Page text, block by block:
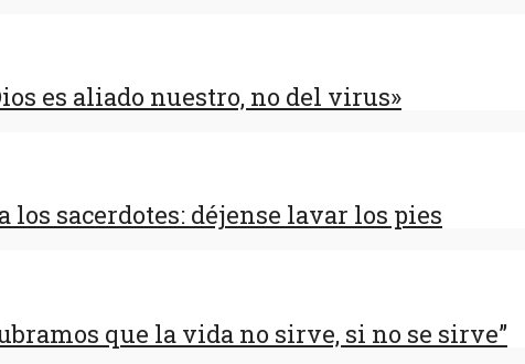
es aliado nuestro, no del virus»
los sacerdotes: déjense lavar los pies
que la vida no sirve, si no se sirve”